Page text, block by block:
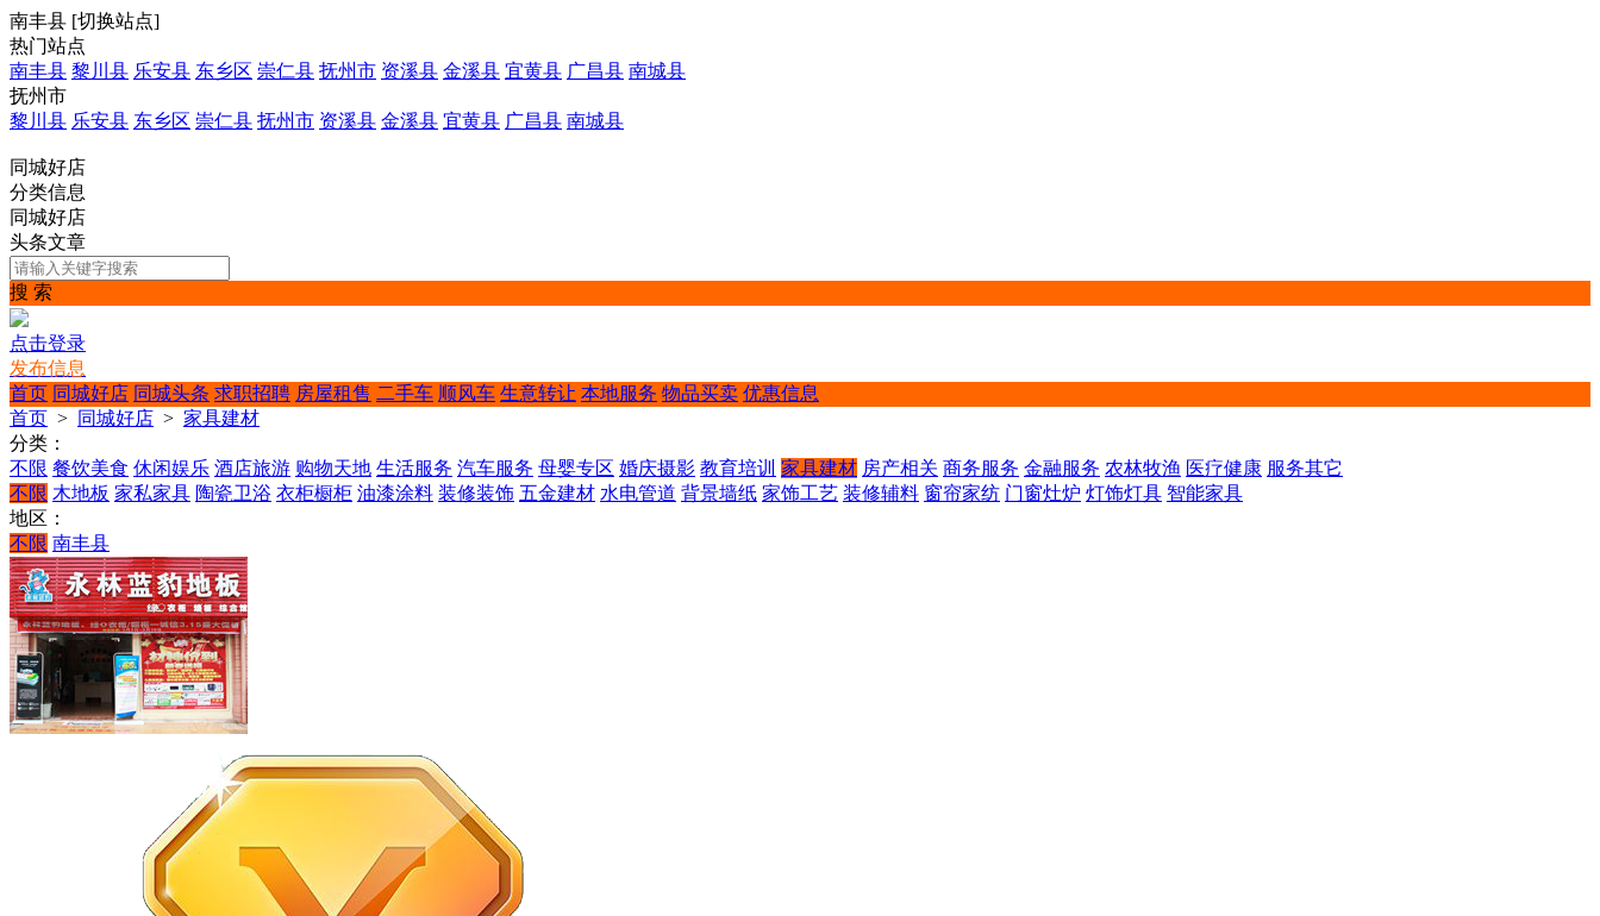
南丰县 [切换站点]
热门站点
南丰县 黎川县 乐安县 东乡区 崇仁县 抚州市 资溪县 金溪县 宜黄县 广昌县 南城县
抚州市
黎川县 乐安县 东乡区 崇仁县 抚州市 资溪县 金溪县 宜黄县 广昌县 南城县
同城好店
分类信息
同城好店
头条文章
搜 索
点击登录
发布信息
首页 同城好店 同城头条 求职招聘 房屋租售 二手车 顺风车 生意转让 本地服务 物品买卖 优惠信息
首页 > 同城好店 > 家具建材
分类：
不限 餐饮美食 休闲娱乐 酒店旅游 购物天地 生活服务 汽车服务 母婴专区 婚庆摄影 教育培训 家具建材 房产相关 商务服务 金融服务 农林牧渔 医疗健康 服务其它
不限 木地板 家私家具 陶瓷卫浴 衣柜橱柜 油漆涂料 装修装饰 五金建材 水电管道 背景墙纸 家饰工艺 装修辅料 窗帘家纺 门窗灶炉 灯饰灯具 智能家具
地区：
不限 南丰县